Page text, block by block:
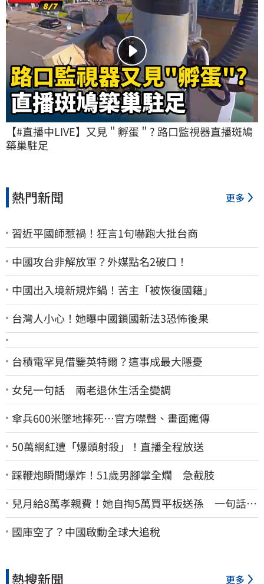
【#直播中LIVE】又見＂孵蛋＂? 路口監視器直播斑鳩
築巢駐足
熱門新聞 更多
習近平國師惹禍！狂言1句嚇跑大批台商
中國攻台非解放軍？外媒點名2破口！
中國出入境新規炸鍋！苦主「被恢復國籍」
台灣人小心！她曝中國鎖國新法3恐怖後果
台積電罕見借鑒英特爾？這事成最大隱憂
女兒一句話 兩老退休生活全變調
傘兵600米墜地摔死…官方噤聲、畫面瘋傳
50萬網紅遭「爆頭射殺」！直播全程放送
踩鞭炮瞬間爆炸！51歲男腳掌全爛 急截肢
兒月給8萬孝親費！她自掏5萬買平板送孫 一句話愣
原地「傷心不已」
國庫空了？中國啟動全球大追稅
熱搜新聞 更多